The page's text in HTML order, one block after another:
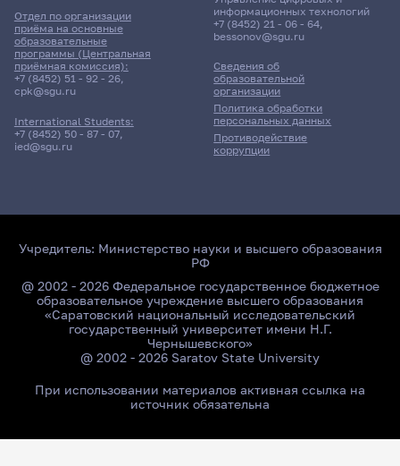
Отдел по организации
приёма на основные
образовательные
программы (Центральная
приёмная комиссия):
+7 (8452) 51 - 92 - 26,
cpk@sgu.ru
International Students:
+7 (8452) 50 - 87 - 07,
ied@sgu.ru
Сведения об
образовательной
организации
Политика обработки
персональных данных
Противодействие
коррупции
информационных технологий
+7 (8452) 21 - 06 - 64,
bessonov@sgu.ru
Учредитель: Министерство науки и высшего образования
РФ
@ 2002 - 2026 Федеральное государственное бюджетное
образовательное учреждение высшего образования
«Саратовский национальный исследовательский
государственный университет имени Н.Г.
Чернышевского»
@ 2002 - 2026 Saratov State University
При использовании материалов активная ссылка на
источник обязательна